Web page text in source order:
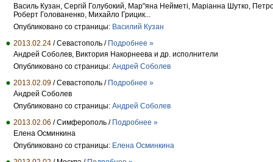
Василь Кузан, Сергій Голубокий, Мар"яна Нейметі, Маріанна Шутко,
Роберт Голованенко, Михайло Грицик...
Опубликовано со страницы: Василий Кузан
2013.02.24 / Севастополь / Подробнее »
Андрей Соболев, Виктория Накорнеева и др. исполнители
Опубликовано со страницы: Андрей Соболев
2013.02.09 / Cевастополь / Подробнее »
Андрей Соболев
Опубликовано со страницы: Андрей Соболев
2013.02.06 / Симферополь / Подробнее »
Елена Осминкина
Опубликовано со страницы: Елена Осминкина